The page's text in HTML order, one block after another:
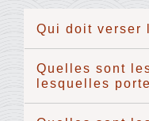
Qui doit verser
Quelles sont
lesquelles